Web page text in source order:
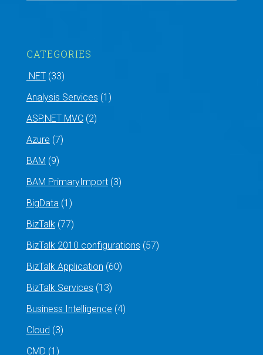
CATEGORIES
.NET(33)
Analysis Services (1)
ASP.NET MVC(2)
Azure (7)
BAM (9)
BAM PrimaryImport(3)
BigData(1)
BizTalk(77)
BizTalk 2010 configurations (57)
BizTalk Application (60)
BizTalk Services (13)
Business Intelligence (4)
Cloud (3)
CMD (1)